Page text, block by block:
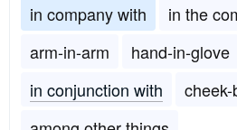
in company with
in the
arm-in-arm
hand-in-glove
in conjunction with